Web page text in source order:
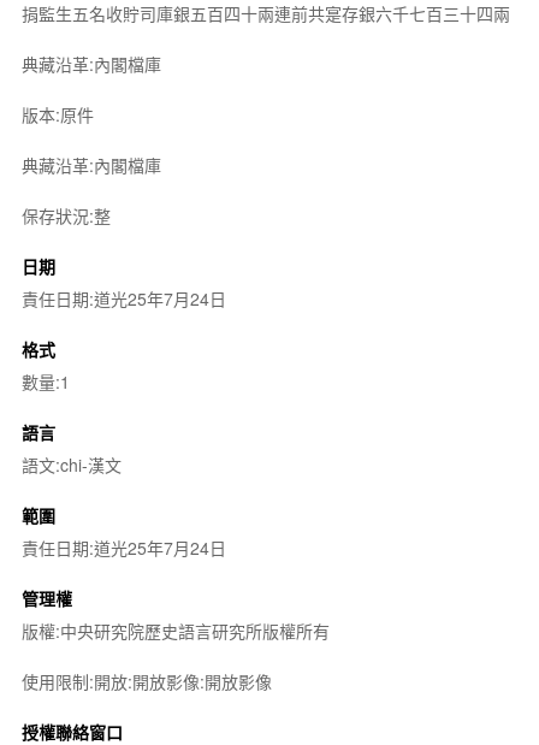
捐監生五名收貯司庫銀五百四十兩連前共寔存銀六千七百三十四兩
典藏沿革:內閣檔庫
版本:原件
典藏沿革:內閣檔庫
保存狀況:整
日期
責任日期:道光25年7月24日
格式
數量:1
語言
語文:chi-漢文
範圍
責任日期:道光25年7月24日
管理權
版權:中央研究院歷史語言研究所版權所有
使用限制:開放:開放影像:開放影像
授權聯絡窗口